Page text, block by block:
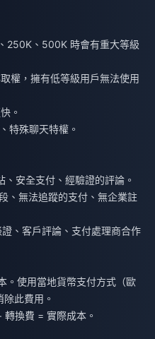
250K、500K 時會有重大等級
權，擁有低等級用戶無法使用
。
特殊聊天特權。
安全支付、經驗證的評論。
、無法追蹤的支付、無企業註
、客戶評論、支付處理商合作
。使用當地貨幣支付方式（歐
此費用。
換費 = 實際成本。